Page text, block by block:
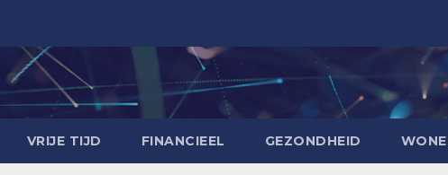
VRIJE TIJD FINANCIEEL GEZONDHEID